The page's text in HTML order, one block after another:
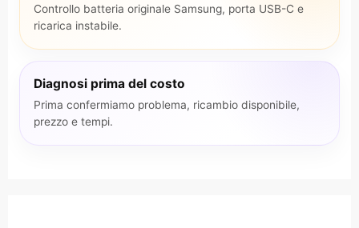
Controllo batteria originale Samsung, porta USB-C e
ricarica instabile.
Diagnosi prima del costo
Prima confermiamo problema, ricambio disponibile,
prezzo e tempi.